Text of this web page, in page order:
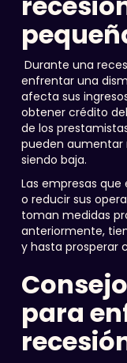
Durante una
enfrentar una
afecta sus
obtener crédito
de los
pueden aumentar
siendo baja.
Las empresas
o reducir sus
toman medidas
anteriormente,
y hasta prosperar
para